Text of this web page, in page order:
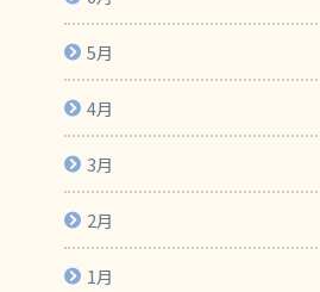
5月
4月
3月
2月
1月